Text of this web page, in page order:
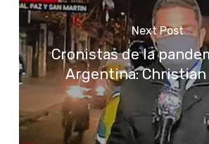
Next Post
Cronistas de la
Argentina: Christian